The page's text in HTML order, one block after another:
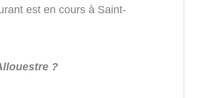
est en cours à Saint-
?